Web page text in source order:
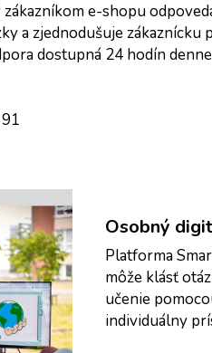
e-shopu
a zjednodušuje
dostupná 24 hodín
Osobný
Platforma
môže klásť
učenie
individuálny